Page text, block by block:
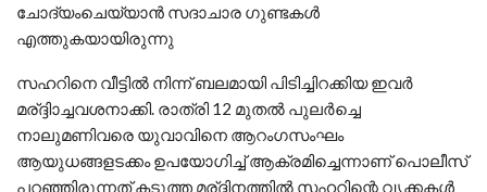
ചോദ്യംചെയ്യാന്‍ സദാചാര ഗുണ്ടകള്‍
എത്തുകയായിരുന്നു
സഹറിനെ വീട്ടില്‍ നിന്ന് ബലമായി പിടിച്ചിറക്കിയ ഇവര്‍
മര്ദ്ദിാച്ചവശനാക്കി. രാത്രി 12 മുതല്‍ പുലര്‍ച്ചെ
നാലുമണിവരെ യുവാവിനെ ആറംഗസംഘം
ആയുധങ്ങളടക്കം ഉപയോഗിച്ച് ആക്രമിച്ചെന്നാണ് പൊലീസ്
പറഞ്ഞിരുന്നത് കടുത്ത മര്ദ്ദിനത്തില്‍ സഹറിന്റെ വൃക്കകള്‍